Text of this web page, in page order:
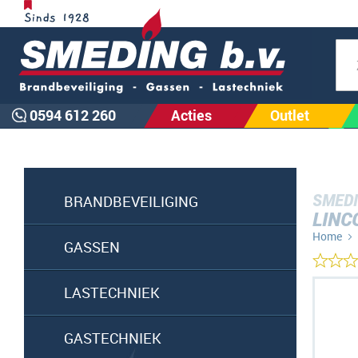
0594 612 260 Acties Outlet
BRANDBEVEILIGING
GASSEN
LASTECHNIEK
GASTECHNIEK
Home
Ga